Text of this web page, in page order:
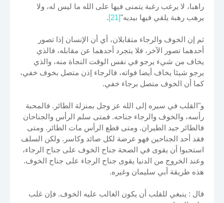
راهبا، لا يرغب رغبة يتمنى فيها على الله ما ليس له، ولا
يرهب رهبة يلقي فيها بيديه"[21]
.
ثم إن الخوف والرجاء متقابلان، أي أن الإنسان إذا تصور
أحدهما تصور الآخر، فلا يتجرد أحدهما عن مقابله، فالذي
يخاف من شيء يرجو في نفس الوقت النجاة منه، والذي
يرجو شيئا يخاف أيضا فواته، فالرجاء إذن متصل بخوف خفي،
كما أن الخوف متصل برجاء خفي.
و"القلب في سيره إلى الله عز وجل بمنزلة الطائر. فالمحبة
رأسه، والخوف والرجاء جناحه. فمتى سلم الرأس والجناحان
فالطائر جيد الطيران. ومتى قطع الرأس مات الطائر. ومتى
فقد أحد الجناحين فهو عرضة لكل صائد وكاسر. ولكن السلف
استحبوا أن يقوى في الصحة جناح الخوف على جناح الرجاء،
وعند الخروج من الدنيا يقوى جناح الرجاء على جناح الخوف.
هذه طريقة أبي سليمان وغيره.
قال : ينبغي للقلب أن يكون الغالب عليه الخوف. فإن غلب